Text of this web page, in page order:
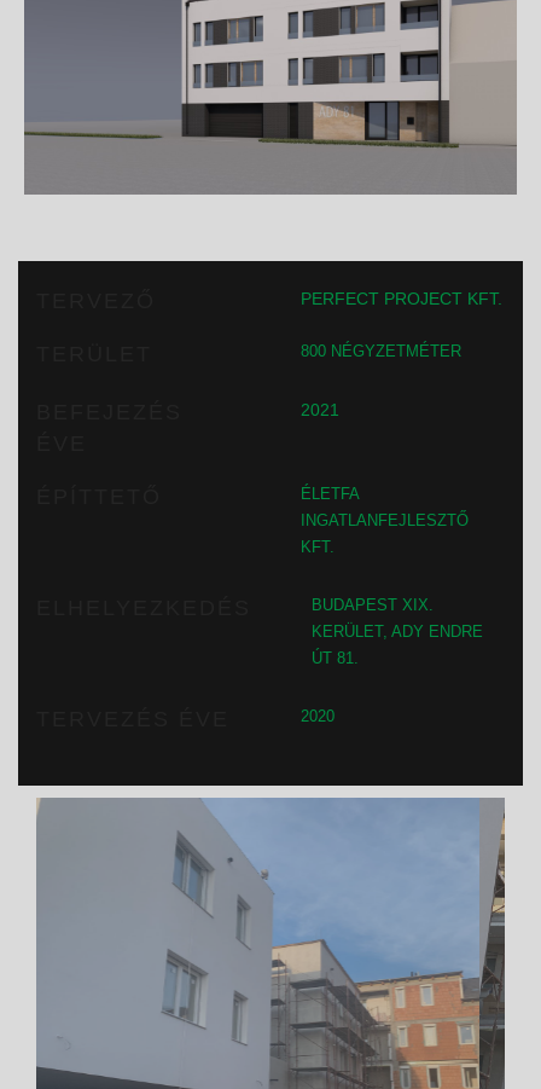
PERFECT PROJECT KFT.
800 NÉGYZETMÉTER
2021
ÉLETFA
INGATLANFEJLESZTŐ
KFT.
BUDAPEST XIX.
KERÜLET, ADY ENDRE
ÚT 81.
2020